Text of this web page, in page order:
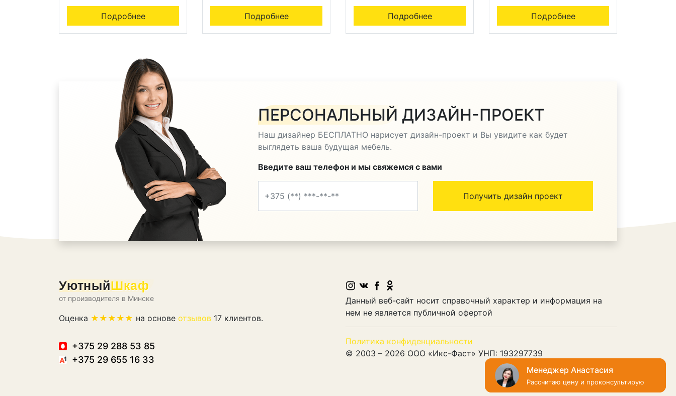
Подробнее Подробнее Подробнее Подробнее
Закажите звонок
Мы перезвоним в удобное время
Менеджер Анастасия
Рассчитаю цену и проконсультирую
ПЕРСОНАЛЬНЫЙ ДИЗАЙН-ПРОЕКТ
Наш дизайнер БЕСПЛАТНО нарисует дизайн-проект и Вы увидите как будет
выглядеть ваша будущая мебель.
Введите ваш телефон и мы свяжемся с вами
УютныйШкаф
от производителя в Минске
Оценка на основе отзывов 17 клиентов.
+375 29 288 53 85
+375 29 655 16 33
Данный веб-сайт носит справочный характер и информация на
нем не является публичной офертой
Политика конфиденциальности
© 2003 – 2026 ООО «Икс-Фаст» УНП: 193297739